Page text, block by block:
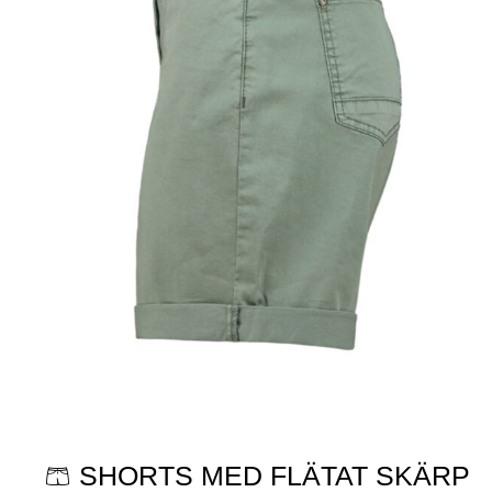
🩳 SHORTS MED FLÄTAT SKÄRP